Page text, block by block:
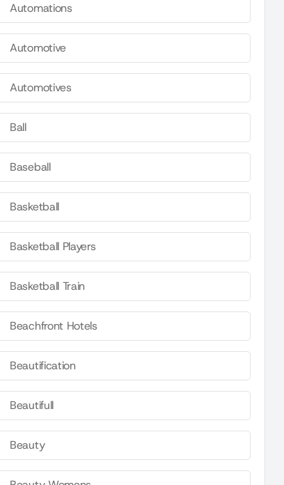
Automations
Automotive
Automotives
Ball
Baseball
Basketball
Basketball Players
Basketball Train
Beachfront Hotels
Beautification
Beautifull
Beauty